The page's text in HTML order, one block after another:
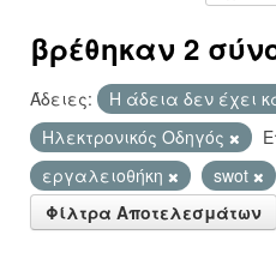
βρέθηκαν 2
Άδειες: Η άδεια δεν έχει
Hλεκτρονικός Οδηγός
εργαλειοθήκη
swot
Φίλτρα Αποτελεσμάτων